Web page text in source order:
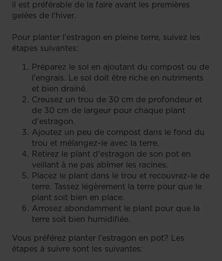
il est préférable de la faire avant les premières
gelées de l'hiver.
Pour planter l'estragon en pleine terre, suivez les
étapes suivantes:
Préparez le sol en ajoutant du compost ou de
l'engrais. Le sol doit être riche en nutriments
et bien drainé.
Creusez un trou de 30 cm de profondeur et
de 30 cm de largeur pour chaque plant
d'estragon.
Ajoutez un peu de compost dans le fond du
trou et mélangez-le avec la terre.
Retirez le plant d'estragon de son pot en
veillant à ne pas abîmer les racines.
Placez le plant dans le trou et recouvrez-le de
terre. Tassez légèrement la terre pour que le
plant soit bien en place.
Arrosez abondamment le plant pour que la
terre soit bien humidifiée.
Vous préférez planter l'estragon en pot? Les
étapes à suivre sont les suivantes: